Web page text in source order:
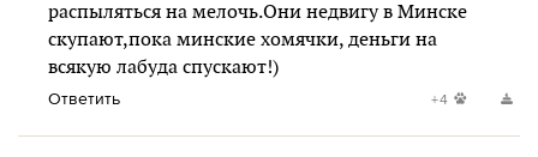
распыляться на мелочь.Они недвигу в Минске
скупают,пока минские хомячки, деньги на
всякую лабуда спускают!)
Ответить +4